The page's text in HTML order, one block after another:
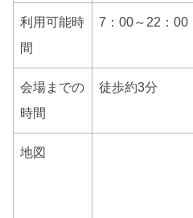
利用可能時
間
7：00～22：00
会場までの
時間
徒歩約3分
地図